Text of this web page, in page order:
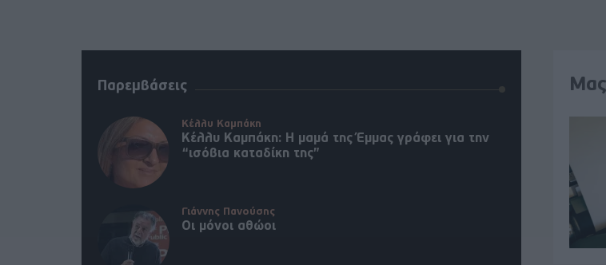
Παρεμβάσεις
Κέλλυ Καμπάκη
Κέλλυ Καμπάκη: Η μαμά της Έμμας γράφει για την
“ισόβια καταδίκη της”
Γιάννης Πανούσης
Οι μόνοι αθώοι